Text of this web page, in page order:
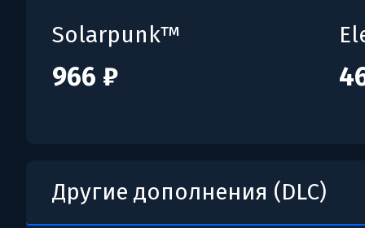
Solarpunk™
966 ₽
Другие дополнения (DLC)